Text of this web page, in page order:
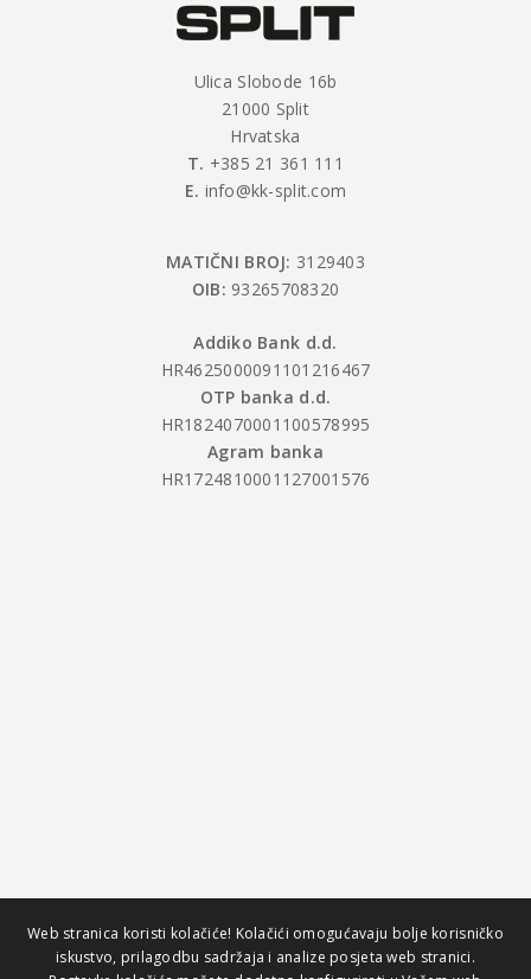
Web stranica koristi kolačiće! Kolačići omogućavaju bolje korisničko
iskustvo, prilagodbu sadržaja i analize posjeta web stranici.
Ulica Slobode 16b
21000 Split
Hrvatska
T. +385 21 361 111
E. info@kk-split.com
MATIČNI BROJ: 3129403
OIB: 93265708320
Addiko Bank d.d.
HR4625000091101216467
OTP banka d.d.
HR1824070001100578995
Agram banka
HR1724810001127001576